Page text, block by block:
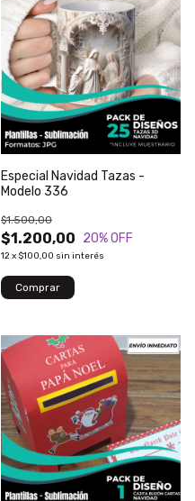
Especial Navidad Tazas -
Modelo 336
$1.200,00
$1.500,00
20% OFF
12x $100,00 sin interés